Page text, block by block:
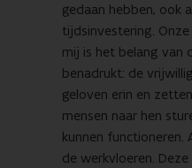
gedaan hebben, ook
tijdsinvestering.
mij is het belang van
benadrukt: de
geloven erin en
mensen naar hen
kunnen functioneren.
de werkvloeren.